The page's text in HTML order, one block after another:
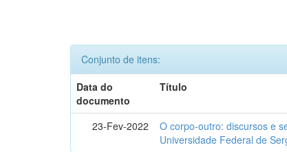
Conjunto de itens:
Data do
documento
Título
23-Fev-2022
O corpo-outro: discursos e
Universidade Federal de